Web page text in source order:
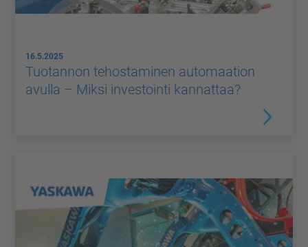
16.5.2025
Tuotannon tehostaminen automaation
avulla – Miksi investointi kannattaa?